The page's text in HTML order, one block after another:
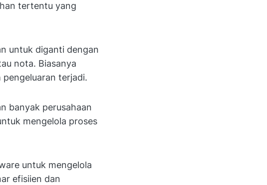
tertentu yang
untuk diganti dengan
nota. Biasanya
pengeluaran terjadi.
banyak perusahaan
mengelola proses
untuk mengelola
efisiien dan